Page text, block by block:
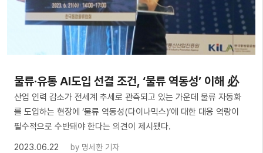
물류·유통 AI도입 선결 조건, ‘물류 역동성’ 이해 必
산업 인력 감소가 전세계 추세로 관측되고 있는 가운데 물류 자동화
를 도입하는 현장에 ‘물류 역동성(다이나믹스)’에 대한 대응 역량이
필수적으로 수반돼야 한다는 의견이 제시됐다.
2023.06.22
by 명세환 기자